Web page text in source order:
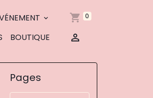
BOUTIQUE
0
Pages